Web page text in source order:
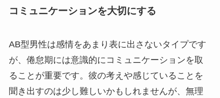
コミュニケーションを大切にする
AB型男性は感情をあまり表に出さないタイプです
が、倦怠期には意識的にコミュニケーションを取
ることが重要です。彼の考えや感じていることを
聞き出すのは少し難しいかもしれませんが、無理